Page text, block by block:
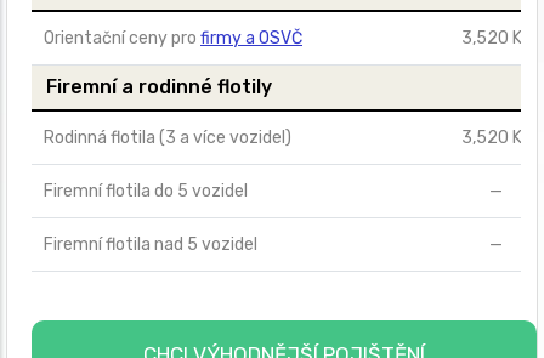
Orientační ceny pro firmy a OSVČ 3,520 Kč
Firemní a rodinné flotily
Rodinná flotila (3 a více vozidel) 3,520 Kč
Firemní flotila do 5 vozidel —
Firemní flotila nad 5 vozidel —